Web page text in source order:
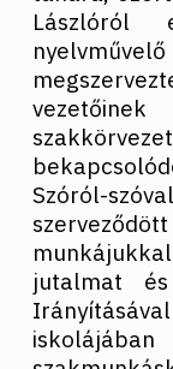
Lászlóról
vezetőinek
Szóról-
jutalmat